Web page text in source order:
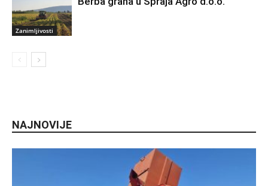
Zanimljivosti
NAJNOVIJE